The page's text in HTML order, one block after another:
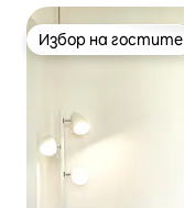
души)
Избор на гостите
Избор на гостите